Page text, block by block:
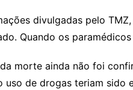
divulgadas pelo
Quando os
morte ainda não foi
uso de drogas teriam sido